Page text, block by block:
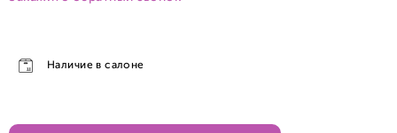
Наличие в салоне